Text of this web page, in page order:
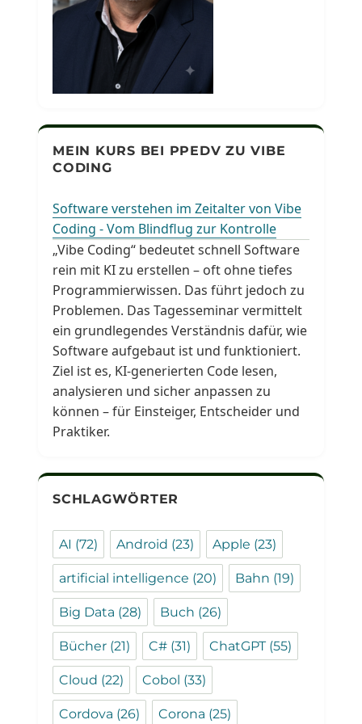
MEIN KURS BEI PPEDV ZU VIBE
CODING
Software verstehen im Zeitalter von Vibe
Coding - Vom Blindflug zur Kontrolle
„Vibe Coding“ bedeutet schnell Software
rein mit KI zu erstellen – oft ohne tiefes
Programmierwissen. Das führt jedoch zu
Problemen. Das Tagesseminar vermittelt
ein grundlegendes Verständnis dafür, wie
Software aufgebaut ist und funktioniert.
Ziel ist es, KI-generierten Code lesen,
analysieren und sicher anpassen zu
können – für Einsteiger, Entscheider und
Praktiker.
SCHLAGWÖRTER
AI (72) Android (23) Apple (23)
artificial intelligence (20) Bahn (19)
Big Data (28) Buch (26)
Bücher (21) C# (31) ChatGPT(55)
Cloud (22) Cobol (33)
Cordova (26) Corona (25)